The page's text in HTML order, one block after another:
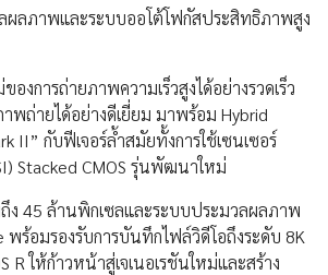
ผลภาพและระบบออโต้โฟกัสประสิทธิภาพสูง
องการถ่ายภาพความเร็วสูงได้อย่างรวดเร็ว
ถ่ายได้อย่างดีเยี่ยม มาพร้อม Hybrid
II” กับฟีเจอร์ล้ำสมัยทั้งการใช้เซนเซอร์
Stacked CMOS รุ่นพัฒนาใหม่
ง 45 ล้านพิกเซลและระบบประมวลผลภาพ
ร้อมรองรับการบันทึกไฟล์วิดีโอถึงระดับ 8K
R ให้ก้าวหน้าสู่เจเนอเรชันใหม่และสร้าง